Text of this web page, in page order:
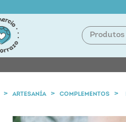
ARTESANÍA COMPLEMENTOS